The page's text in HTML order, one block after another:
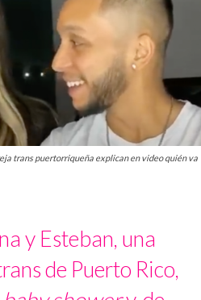
trans puertorriqueña explican en video quién va
y Esteban, una
de Puerto Rico,